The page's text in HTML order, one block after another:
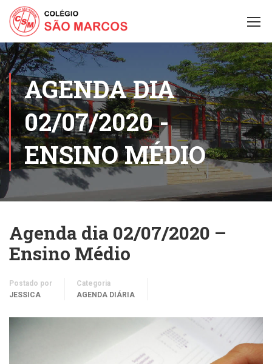
AGENDA DIA
02/07/2020 -
ENSINO MÉDIO
Agenda dia 02/07/2020 –
Ensino Médio
Postado por
JESSICA
Categoria
AGENDA DIÁRIA